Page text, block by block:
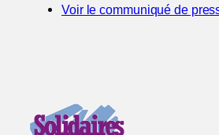
Voir le communiqué de